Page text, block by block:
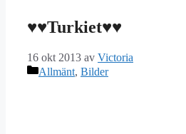
♥♥Turkiet♥♥
16 okt 2013 av Victoria
Kategorier
Allmänt, Bilder